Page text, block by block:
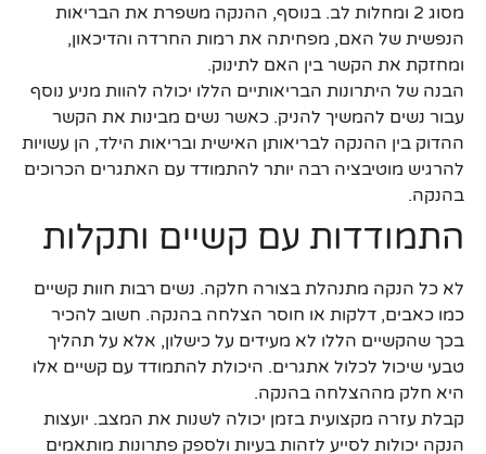
מסוג 2 ומחלות לב. בנוסף, ההנקה משפרת את הבריאות
הנפשית של האם, מפחיתה את רמות החרדה והדיכאון,
ומחזקת את הקשר בין האם לתינוק.
הבנה של היתרונות הבריאותיים הללו יכולה להוות מניע נוסף
עבור נשים להמשיך להניק. כאשר נשים מבינות את הקשר
ההדוק בין ההנקה לבריאותן האישית ובריאות הילד, הן עשויות
להרגיש מוטיבציה רבה יותר להתמודד עם האתגרים הכרוכים
בהנקה.
התמודדות עם קשיים ותקלות
לא כל הנקה מתנהלת בצורה חלקה. נשים רבות חוות קשיים
כמו כאבים, דלקות או חוסר הצלחה בהנקה. חשוב להכיר
בכך שהקשיים הללו לא מעידים על כישלון, אלא על תהליך
טבעי שיכול לכלול אתגרים. היכולת להתמודד עם קשיים אלו
היא חלק מההצלחה בהנקה.
קבלת עזרה מקצועית בזמן יכולה לשנות את המצב. יועצות
הנקה יכולות לסייע לזהות בעיות ולספק פתרונות מותאמים